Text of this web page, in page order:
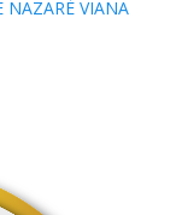
NAZARÉ VIANA